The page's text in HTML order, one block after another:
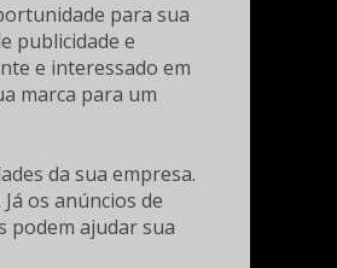
para sua
publicidade e
e interessado em
marca para um
da sua empresa.
os anúncios de
podem ajudar sua